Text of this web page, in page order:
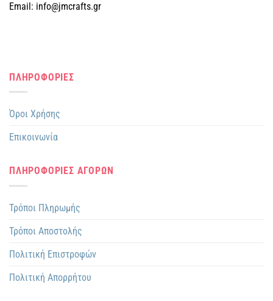
Email: info@jmcrafts.gr
ΠΛΗΡΟΦΟΡΙΕΣ
Όροι Χρήσης
Επικοινωνία
ΠΛΗΡΟΦΟΡΙΕΣ ΑΓΟΡΩΝ
Τρόποι Πληρωμής
Τρόποι Αποστολής
Πολιτική Επιστροφών
Πολιτική Απορρήτου